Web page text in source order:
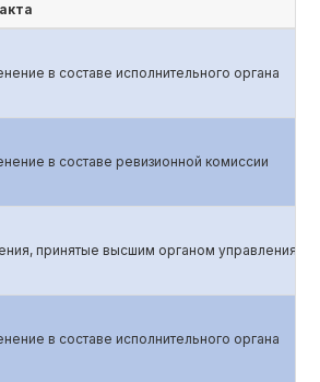
в составе исполнительного органа
в составе ревизионной комиссии
принятые высшим органом управления
в составе исполнительного органа